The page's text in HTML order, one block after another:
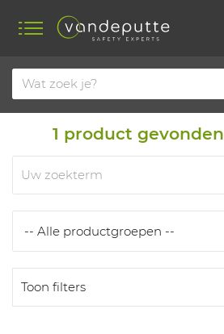
Home Producten
1 product gevonden
Toon filters